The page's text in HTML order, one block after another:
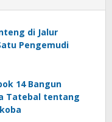
di Jalur
Pengemudi
14 Bangun
Tatebal tentang